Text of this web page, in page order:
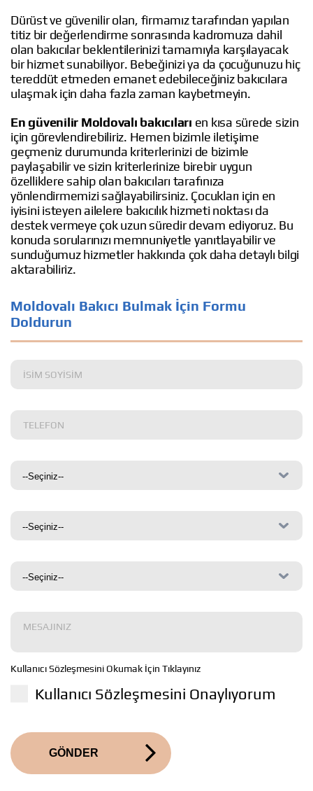
Dürüst ve güvenilir olan, firmamız tarafından yapılan
titiz bir değerlendirme sonrasında kadromuza dahil
olan bakıcılar beklentilerinizi tamamıyla karşılayacak
bir hizmet sunabiliyor. Bebeğinizi ya da çocuğunuzu hiç
tereddüt etmeden emanet edebileceğiniz bakıcılara
ulaşmak için daha fazla zaman kaybetmeyin.
En güvenilir Moldovalı bakıcıları en kısa sürede sizin
için görevlendirebiliriz. Hemen bizimle iletişime
geçmeniz durumunda kriterlerinizi de bizimle
paylaşabilir ve sizin kriterlerinize birebir uygun
özelliklere sahip olan bakıcıları tarafınıza
yönlendirmemizi sağlayabilirsiniz. Çocukları için en
iyisini isteyen ailelere bakıcılık hizmeti noktası da
destek vermeye çok uzun süredir devam ediyoruz. Bu
konuda sorularınızı memnuniyetle yanıtlayabilir ve
sunduğumuz hizmetler hakkında çok daha detaylı bilgi
aktarabiliriz.
Moldovalı Bakıcı Bulmak İçin Formu
Doldurun
Kullanıcı Sözleşmesini Okumak İçin Tıklayınız
Kullanıcı Sözleşmesini Onaylıyorum
GÖNDER